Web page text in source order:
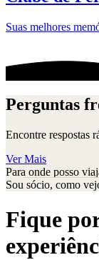
Suas melhores
Perguntas
Encontre respostas
Ver Mais
Para onde posso
Sou sócio, como
Fique